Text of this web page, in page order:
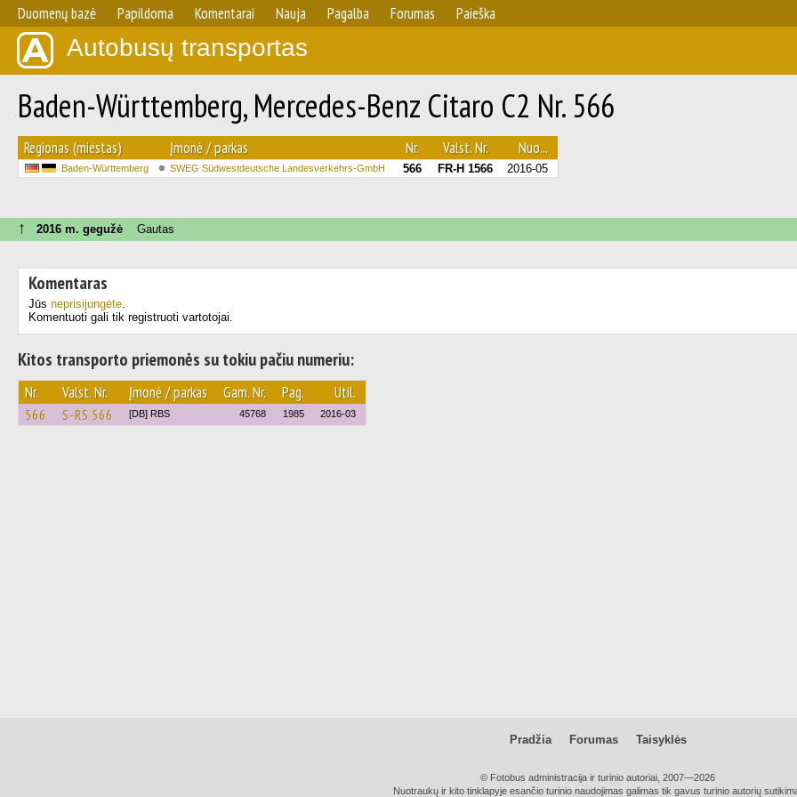
Duomenų bazė Papildoma Komentarai Nauja Pagalba Forumas Paieška
Autobusų transportas
Baden-Württemberg, Mercedes-Benz Citaro C2 Nr. 566
Regionas (miestas) Įmonė / parkas Nr. Valst. Nr. Nuo...
Baden-Württemberg SWEG Südwestdeutsche Landesverkehrs-GmbH 566 FR-H 1566 2016-05
↑ 2016 m. gegužė Gautas
Komentaras
Jūs neprisijungėte.
Komentuoti gali tik registruoti vartotojai.
Kitos transporto priemonės su tokiu pačiu numeriu:
Nr. Valst. Nr. Įmonė / parkas Gam. Nr. Pag. Util.
566 S-RS 566 [DB] RBS 45768 1985 2016-03
Pradžia Forumas Taisyklės
© Fotobus administracija ir turinio autoriai, 2007—2026
Nuotraukų ir kito tinklapyje esančio turinio naudojimas galimas tik gavus turinio autorių